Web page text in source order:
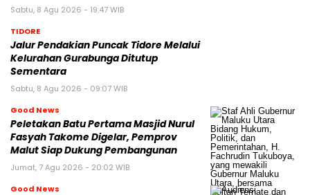
Sabtu, 8 Agu 2026 - 19:47 WIB
TIDORE
Jalur Pendakian Puncak Tidore Melalui
Kelurahan Gurabunga Ditutup
Sementara
Sabtu, 8 Agu 2026 - 09:07 WIB
Good News
Peletakan Batu Pertama Masjid Nurul
Fasyah Takome Digelar, Pemprov
Malut Siap Dukung Pembangunan
Jumat, 7 Agu 2026 - 20:02 WIB
Good News